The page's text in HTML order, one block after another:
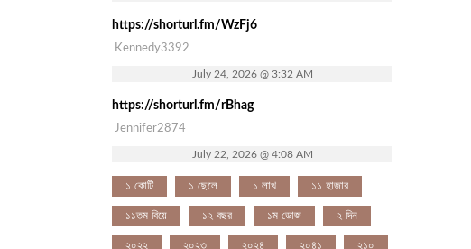
https://shorturl.fm/WzFj6
Kennedy3392
July 24, 2026 @ 3:32 AM
https://shorturl.fm/rBhag
Jennifer2874
July 22, 2026 @ 4:08 AM
১ কোটি ১ ছেলে ১ লাখ ১১ হাজার
১১তম বিয়ে ১২ বছর ১ম ডোজ ২ দিন
২০২২ ২০২৩ ২০২৪ ২০৪১ ২১০